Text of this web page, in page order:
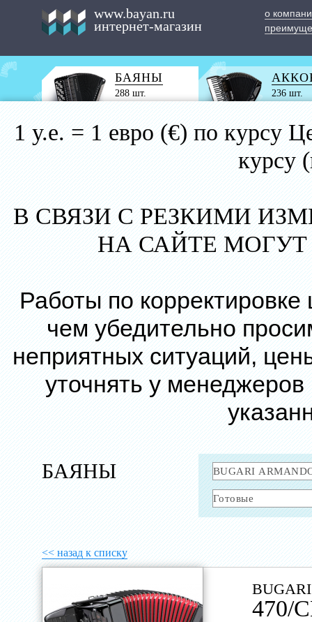
www.bayan.ru
интернет-магазин
о
БАЯНЫ
288 шт. 236 шт.
1 у.е. = 1 евро (€) по курсу
курсу
В СВЯЗИ С РЕЗКИМИ
НА САЙТЕ
Работы по
чем убедительно
неприятных ситуаций,
уточнять у
БАЯНЫ
<< назад к списку
470/